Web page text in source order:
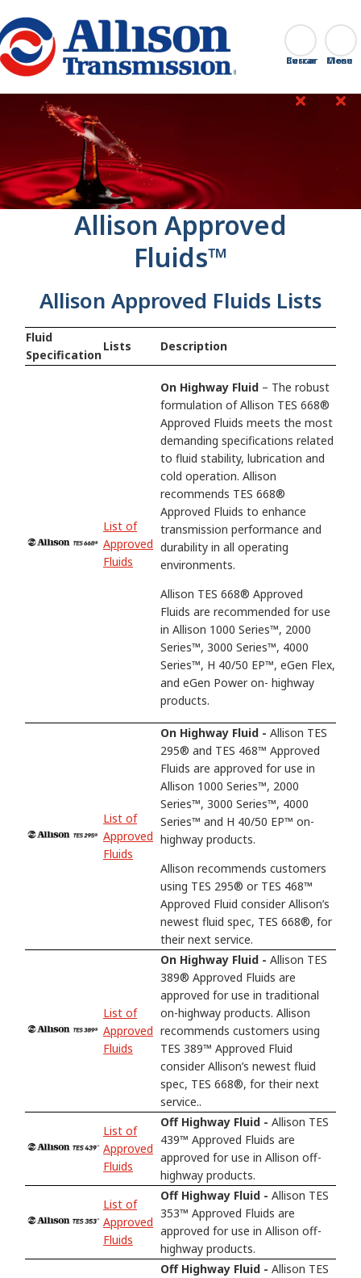
Go Home Buscar
Cerrar
‎Allison Approved
Fluids™
Allison Approved Fluids Lists
Fluid
Specification
Lists Description
List of
Approved
Fluids
On Highway Fluid – The robust
formulation of Allison TES 668®
Approved Fluids meets the most
demanding specifications related
to fluid stability, lubrication and
cold operation. Allison
recommends TES 668®
Approved Fluids to enhance
transmission performance and
durability in all operating
environments.
Allison TES 668® Approved
Fluids are recommended for use
in Allison 1000 Series™, 2000
Series™, 3000 Series™, 4000
Series™, H 40/50 EP™, eGen Flex,
and eGen Power on- highway
products.
List of
Approved
Fluids
On Highway Fluid - Allison TES
295® and TES 468™ Approved
Fluids are approved for use in
Allison 1000 Series™, 2000
Series™, 3000 Series™, 4000
Series™ and H 40/50 EP™ on-
highway products.
Allison recommends customers
using TES 295® or TES 468™
Approved Fluid consider Allison’s
newest fluid spec, TES 668®, for
their next service.
List of
Approved
Fluids
On Highway Fluid - Allison TES
389® Approved Fluids are
approved for use in traditional
on-highway products. Allison
recommends customers using
TES 389™ Approved Fluid
consider Allison’s newest fluid
spec, TES 668®, for their next
service..
List of
Approved
Fluids
Off Highway Fluid - Allison TES
439™ Approved Fluids are
approved for use in Allison off-
highway products.
List of
Approved
Fluids
Off Highway Fluid - Allison TES
353™ Approved Fluids are
approved for use in Allison off-
highway products.
Off Highway Fluid - Allison TES